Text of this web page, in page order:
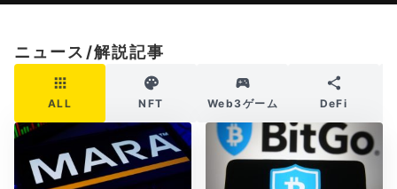
ニュース/解説記事
ALL NFT Web3ゲーム DeFi